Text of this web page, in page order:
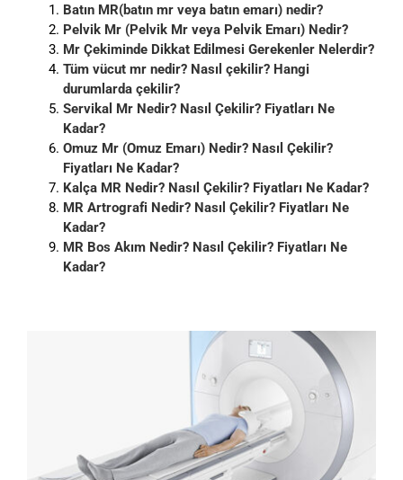
Batın MR(batın mr veya batın emarı) nedir?
Pelvik Mr (Pelvik Mr veya Pelvik Emarı) Nedir?
Mr Çekiminde Dikkat Edilmesi Gerekenler Nelerdir?
Tüm vücut mr nedir? Nasıl çekilir? Hangi
durumlarda çekilir?
Servikal Mr Nedir? Nasıl Çekilir? Fiyatları Ne
Kadar?
Omuz Mr (Omuz Emarı) Nedir? Nasıl Çekilir?
Fiyatları Ne Kadar?
Kalça MR Nedir? Nasıl Çekilir? Fiyatları Ne Kadar?
MR Artrografi Nedir? Nasıl Çekilir? Fiyatları Ne
Kadar?
MR Bos Akım Nedir? Nasıl Çekilir? Fiyatları Ne
Kadar?